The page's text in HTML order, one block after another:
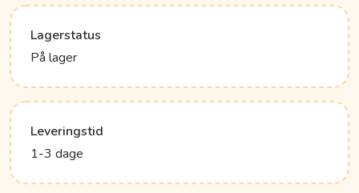
Lagerstatus
På lager
Leveringstid
1-3 dage